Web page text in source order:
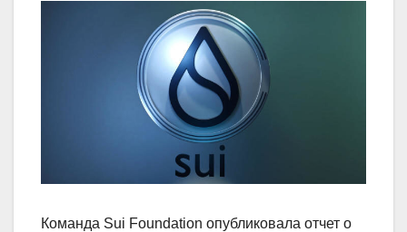
Команда Sui Foundation опубликовала отчет о